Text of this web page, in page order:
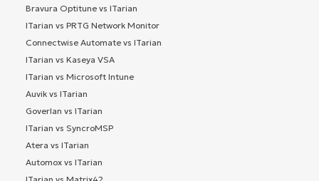
Bravura Optitune vs ITarian
ITarian vs PRTG Network Monitor
Connectwise Automate vs ITarian
ITarian vs Kaseya VSA
ITarian vs Microsoft Intune
Auvik vs ITarian
Goverlan vs ITarian
ITarian vs SyncroMSP
Atera vs ITarian
Automox vs ITarian